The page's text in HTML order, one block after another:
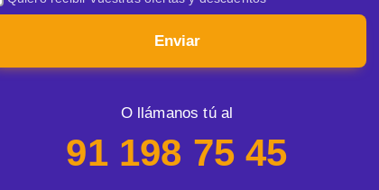
Enviar
O llámanos tú al
91 198 75 45